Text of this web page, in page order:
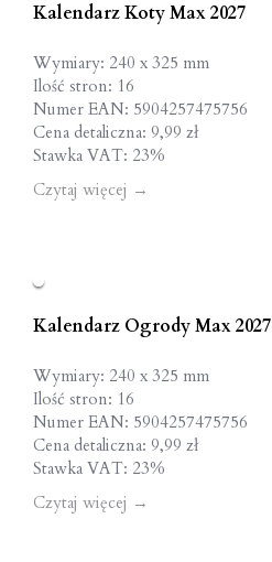
Kalendarz Koty Max 2027
Wymiary: 240 x 325 mm
Ilość stron: 16
Numer EAN: 5904257475756
Cena detaliczna: 9,99 zł
Stawka VAT: 23%
Czytaj więcej →
Kalendarz Ogrody Max 2027
Wymiary: 240 x 325 mm
Ilość stron: 16
Numer EAN: 5904257475756
Cena detaliczna: 9,99 zł
Stawka VAT: 23%
Czytaj więcej →